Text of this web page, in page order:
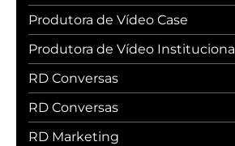
Produtora de Vídeo Case
Produtora de Vídeo Institucional
RD Conversas
RD Conversas
RD Marketing